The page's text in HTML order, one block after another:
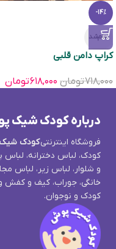
-14%
تمام‌شد
کراپ دامن قلبی
۷۱۸,۰۰۰تومان ۶۱۸,۰۰۰تومان
درباره کودک شیک
فروشگاه اینترنتیکودک
کودک، لباس دخترانه،
و شلوار، لباس زیر، لباس
خانگی، جوراب، کیف و کفش
کودک و نوجوان.